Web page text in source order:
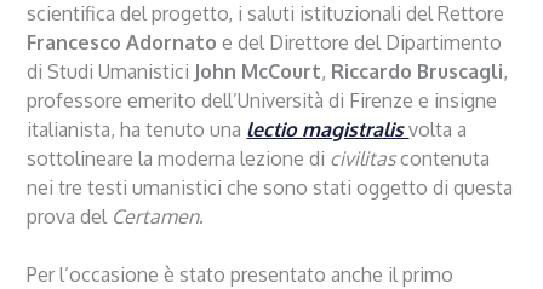
scientifica del progetto, i saluti istituzionali del Rettore
Francesco Adornato e del Direttore del Dipartimento
di Studi Umanistici John McCourt, Riccardo Bruscagli,
professore emerito dell’Università di Firenze e insigne
italianista, ha tenuto una lectio magistralisvolta a
sottolineare la moderna lezione di civilitascontenuta
nei tre testi umanistici che sono stati oggetto di questa
prova del Certamen.
Per l’occasione è stato presentato anche il primo